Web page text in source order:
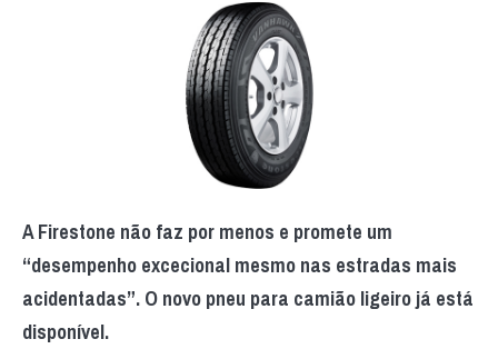
A Firestone não faz por menos e promete um
“desempenho excecional mesmo nas estradas mais
acidentadas”. O novo pneu para camião ligeiro já está
disponível.